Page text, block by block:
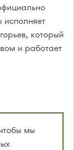
исполняет
который
и работает
мы